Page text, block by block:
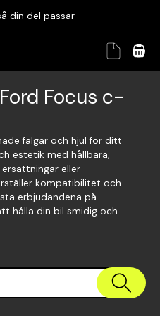
din del passar
passform
din del passarFocus c-
fälgar och hjul för ditt
estetik med hållbara,
eller
kompatibilitet och
erbjudandena på
hålla din bil smidig och